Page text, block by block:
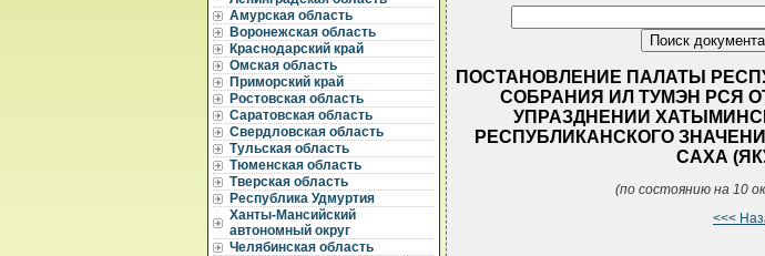
Амурская область
Воронежская область
Краснодарский край
Омская область
Приморский край
Ростовская область
Саратовская область
Свердловская область
Тульская область
Тюменская область
Тверская область
Республика Удмуртия
Ханты-Мансийский
автономный округ
Челябинская область
ПОСТАНОВЛЕНИЕ ПАЛАТЫ
СОБРАНИЯ ИЛ ТУМЭН РСЯ ОТ
УПРАЗДНЕНИИ
РЕСПУБЛИКАНСКОГО
САХА
(по состоянию на 10
<<<